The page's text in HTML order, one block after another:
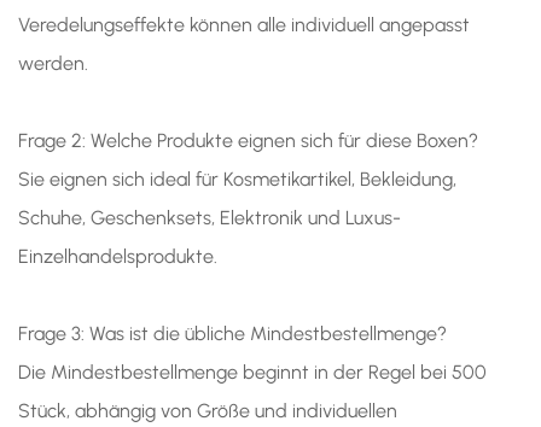
Veredelungseffekte können alle individuell angepasst
werden.
Frage 2: Welche Produkte eignen sich für diese Boxen?
Sie eignen sich ideal für Kosmetikartikel, Bekleidung,
Schuhe, Geschenksets, Elektronik und Luxus-
Einzelhandelsprodukte.
Frage 3: Was ist die übliche Mindestbestellmenge?
Die Mindestbestellmenge beginnt in der Regel bei 500
Stück, abhängig von Größe und individuellen